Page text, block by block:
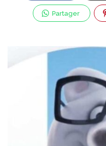
Partager